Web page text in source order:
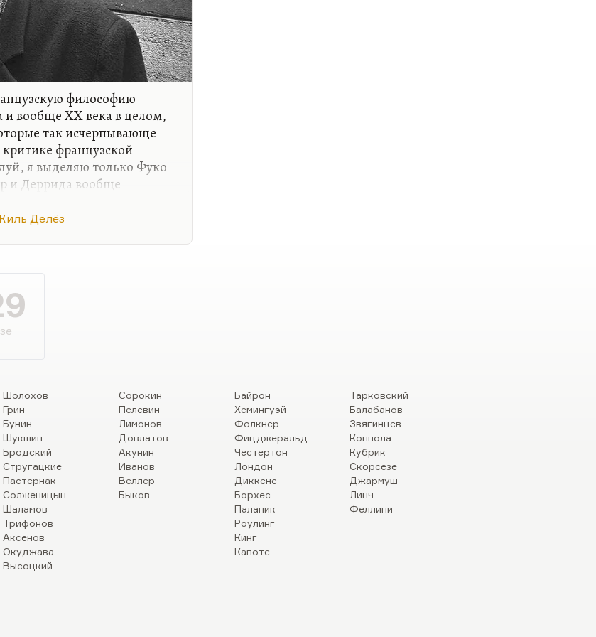
философию
вообще XX века в целом,
так исчерпывающе
французской
я выделяю только Фуко
и Деррида вообще
так и скажут — и
это сугубое
Делёз
Шолохов
Грин
Бунин
Шукшин
Бродский
Стругацкие
Пастернак
Солженицын
Шаламов
Трифонов
Аксенов
Окуджава
Высоцкий
Сорокин
Пелевин
Лимонов
Довлатов
Акунин
Иванов
Веллер
Быков
Байрон
Хемингуэй
Фолкнер
Фицджеральд
Честертон
Лондон
Диккенс
Борхес
Паланик
Роулинг
Кинг
Капоте
Тарковский
Балабанов
Звягинцев
Коппола
Кубрик
Скорсезе
Джармуш
Линч
Феллини